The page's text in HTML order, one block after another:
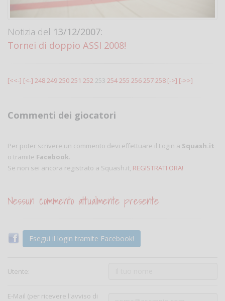
Notizia del 13/12/2007:
Tornei di doppio ASSI 2008!
[<<-] [<-] 248249250251 252 253 254255 256257258 [->] [->>]
Commenti dei giocatori
Per poter scrivere un commento devi effettuare il Login a Squash.it
o tramite Facebook.
Se non sei ancora registrato a Squash.it, REGISTRATI ORA!
Nessun commento attualmente presente
Esegui il login tramite Facebook!
Utente:
E-Mail (per ricevere l'avviso di